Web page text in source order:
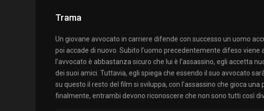
Trama
Un giovane avvocato in carriere difende con successo un uomo
poi accade di nuovo. Subito l’uomo precedentemente difeso
l’avvocato è abbastanza sicuro che lui è l’assassino, egli accetta
dei suoi amici. Tuttavia, egli spiega che essendo il suo avvocato
su questo il resto del film si sviluppa, con l’assassino che gioca
finalmente, entrambi devono riconoscere che non sono tutti così